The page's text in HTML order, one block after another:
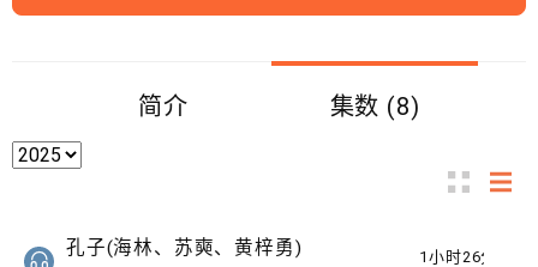
简介 集数 (8)
1小时26分钟
孔子(海林、苏奭、黄梓勇)